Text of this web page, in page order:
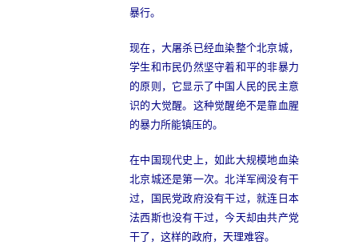
暴行。
现在，大屠杀已经血染整个北京城，
学生和市民仍然坚守着和平的非暴力
的原则，它显示了中国人民的民主意
识的大觉醒。这种觉醒绝不是靠血腥
的暴力所能镇压的。
在中国现代史上，如此大规模地血染
北京城还是第一次。北洋军阀没有干
过，国民党政府没有干过，就连日本
法西斯也没有干过，今天却由共产党
干了，这样的政府，天理难容。